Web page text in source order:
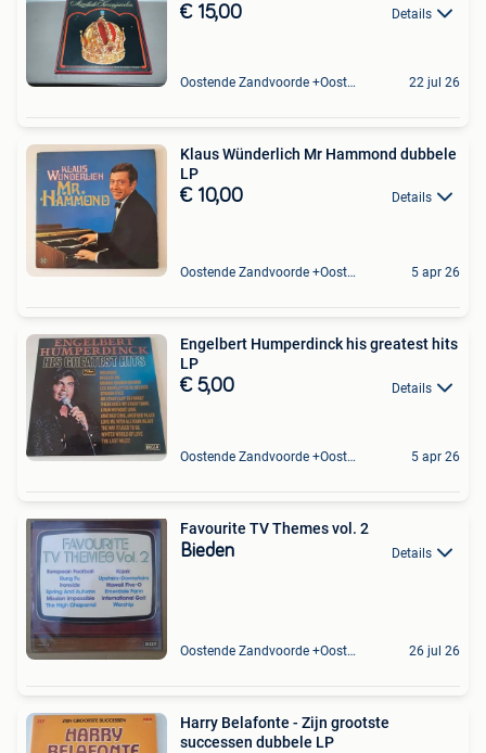
€ 15,00 Details
Oostende Zandvoorde +Oostende 22 jul 26
Klaus Wünderlich Mr Hammond dubbele
LP
€ 10,00 Details
Oostende Zandvoorde +Oostende 5 apr 26
Engelbert Humperdinck his greatest hits
LP
€ 5,00 Details
Oostende Zandvoorde +Oostende 5 apr 26
Favourite TV Themes vol. 2
Bieden Details
Oostende Zandvoorde +Oostende 26 jul 26
Harry Belafonte - Zijn grootste
successen dubbele LP